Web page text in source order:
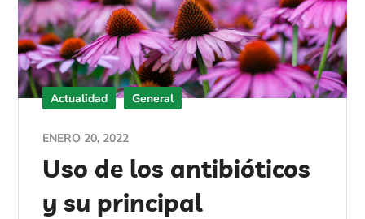
Actualidad General
ENERO 20, 2022
Uso de los antibióticos
y su principal